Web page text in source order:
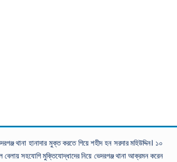
থানা হানাদার মুক্ত করতে গিয়ে শহীদ হন সরদার মহিউদ্দিন। ১০
সহযোগি মুক্তিযোদ্ধাদের নিয়ে ভেদরগঞ্জ থানা আক্রমন করেন